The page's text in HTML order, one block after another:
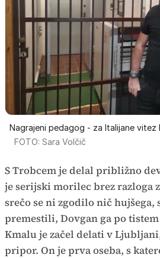
Nagrajeni pedagog - za Italijane vitez
FOTO: Sara Volčič
S Trobcem je delal približno
je serijski morilec brez razloga
srečo se ni zgodilo nič hujšega,
premestili, Dovgan ga po
Kmalu je začel delati v
pripor. On je prva oseba, s